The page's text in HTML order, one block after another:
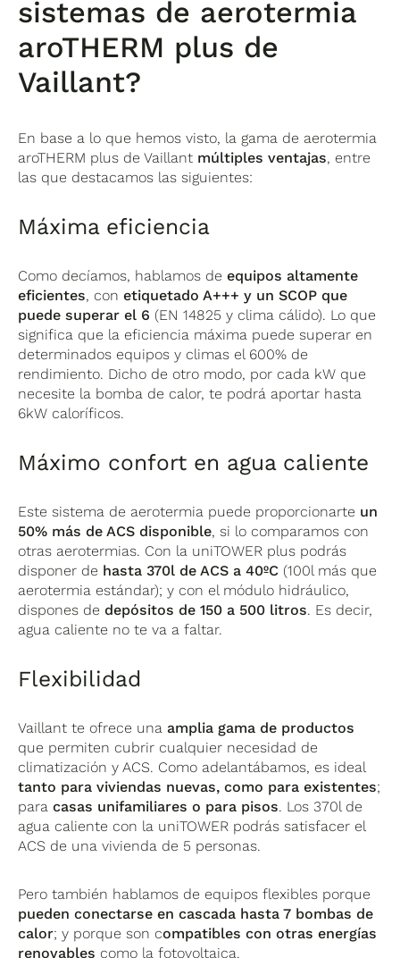
sistemas de aerotermia
aroTHERM plus de
Vaillant?
En base a lo que hemos visto, la gama de aerotermia
aroTHERM plus de Vaillant múltiples ventajas, entre
las que destacamos las siguientes:
Máxima eficiencia
Como decíamos, hablamos deequipos altamente
eficientes, conetiquetado A+++ y un SCOP que
puede superar el 6 (EN 14825 y clima cálido). Lo que
significa que la eficiencia máxima puede superar en
determinados equipos y climas el 600% de
rendimiento. Dicho de otro modo, por cada kW que
necesite la bomba de calor, te podrá aportar hasta
6kW caloríficos.
Máximo confort en agua caliente
Este sistema de aerotermia puede proporcionarte un
50% más de ACS disponible, si lo comparamos con
otras aerotermias. Con la uniTOWER plus podrás
disponer de hasta 370l de ACS a 40ºC (100l más que
aerotermia estándar); y con el módulo hidráulico,
dispones de depósitos de 150 a 500 litros. Es decir,
agua caliente no te va a faltar.
Flexibilidad
Vaillant te ofrece una amplia gama de productos
que permiten cubrir cualquier necesidad de
climatización y ACS. Como adelantábamos, es ideal
tanto para viviendas nuevas, como para existentes;
paracasas unifamiliares o para pisos. Los 370l de
agua caliente con la uniTOWER podrás satisfacer el
ACS de una vivienda de 5 personas.
Pero también hablamos de equipos flexibles porque
pueden conectarse en cascada hasta 7 bombas de
calor; y porque son compatibles con otras energías
renovables como la fotovoltaica.